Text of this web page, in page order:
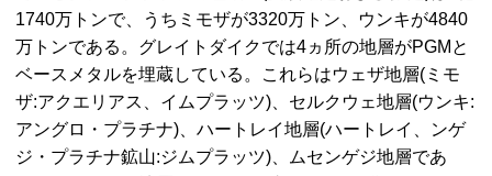
1740万トンで、うちミモザが3320万トン、ウンキが4840
万トンである。グレイトダイクでは4ヵ所の地層がPGM と
ベースメタルを埋蔵している。これらはウェザ地層(ミモ
ザ:アクエリアス、イムプラッツ)、セルクウェ地層(ウンキ:
アングロ・プラチナ)、ハートレイ地層(ハートレイ、ンゲ
ジ・プラチナ鉱山:ジムプラッツ)、ムセンゲジ地層であ